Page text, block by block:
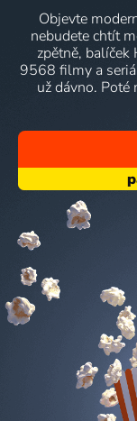
Objevte
nebudete chtít
zpětně, balíček
9568 filmy a
už dávno. Poté